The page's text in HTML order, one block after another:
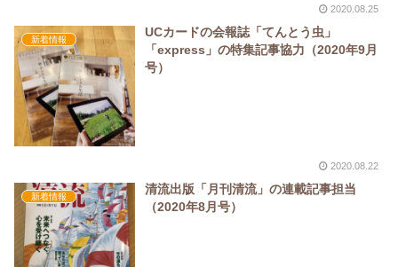
2020.08.25
新着情報
UCカードの会報誌「てんとう虫」
「express」の特集記事協力（2020年9月
号）
2020.08.22
新着情報
清流出版「月刊清流」の連載記事担当
（2020年8月号）